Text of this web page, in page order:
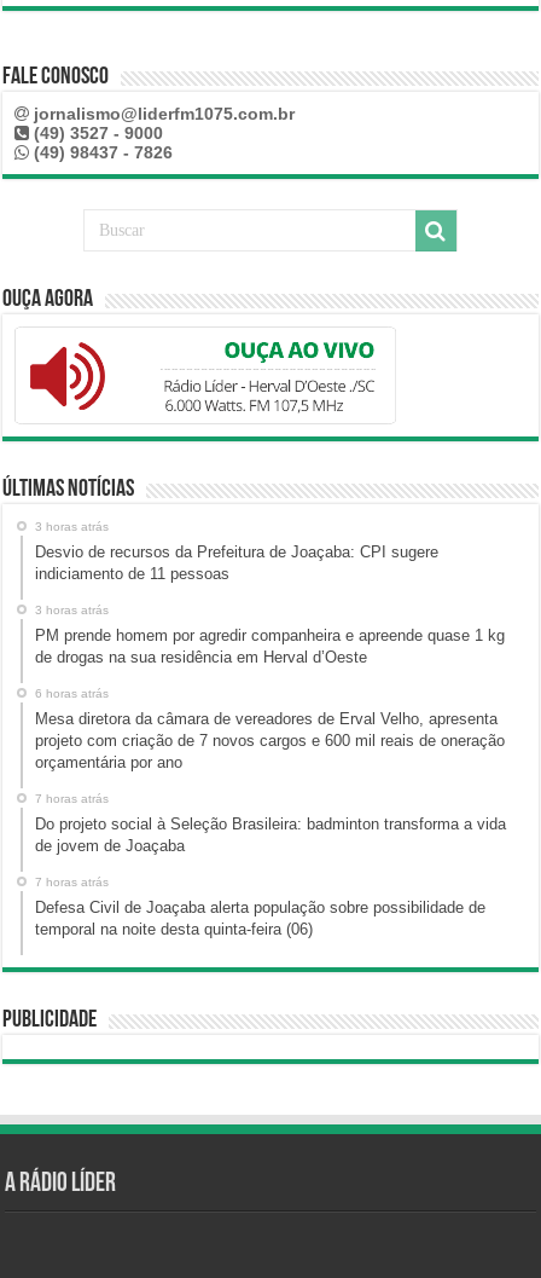
Fale Conosco
jornalismo@liderfm1075.com.br
(49) 3527 - 9000
(49) 98437 - 7826
Ouça Agora
Últimas Notícias
3 horas atrás
Desvio de recursos da Prefeitura de Joaçaba: CPI sugere
indiciamento de 11 pessoas
3 horas atrás
PM prende homem por agredir companheira e apreende quase 1 kg
de drogas na sua residência em Herval d’Oeste
6 horas atrás
Mesa diretora da câmara de vereadores de Erval Velho, apresenta
projeto com criação de 7 novos cargos e 600 mil reais de oneração
orçamentária por ano
7 horas atrás
Do projeto social à Seleção Brasileira: badminton transforma a vida
de jovem de Joaçaba
7 horas atrás
Defesa Civil de Joaçaba alerta população sobre possibilidade de
temporal na noite desta quinta-feira (06)
Publicidade
A Rádio Líder